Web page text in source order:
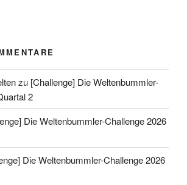
zu [Challenge] Die Weltenbummler-
2
Die Weltenbummler-Challenge 2026
Die Weltenbummler-Challenge 2026